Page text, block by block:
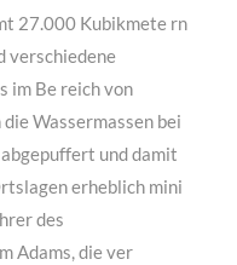
27.000 Kubikmete rn
verschiedene
im Be reich von
Wassermassen bei
und damit
erheblich mini
des
Adams, die ver